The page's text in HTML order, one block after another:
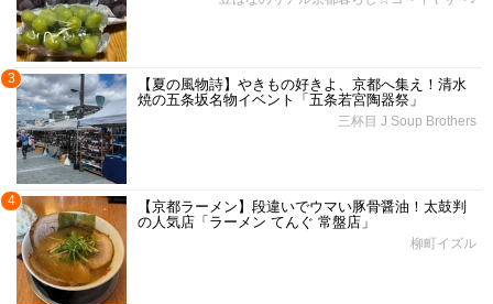
3
【夏の風物詩】やきもの好きよ、京都へ集え！清水
焼の五条坂名物イベント「五条若宮陶器祭」
三杯目 J Soup Brothers
4
【京都ラーメン】段違いでウマい豚骨醤油！太鼓判
の人気店「ラーメン てんぐ 常盤店」
柳町イズル